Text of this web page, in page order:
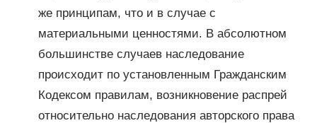
же принципам, что и в случае с
материальными ценностями. В абсолютном
большинстве случаев наследование
происходит по установленным Гражданским
Кодексом правилам, возникновение распрей
относительно наследования авторского права